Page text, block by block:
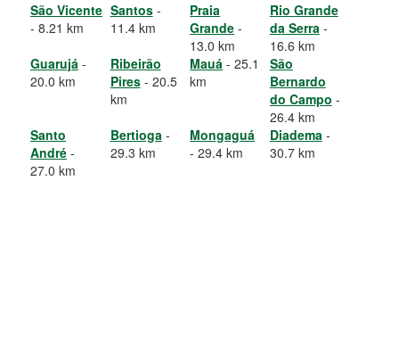
São Vicente
- 8.21 km
Santos-
11.4 km
Praia
Grande -
13.0 km
Rio Grande
da Serra-
16.6 km
Guarujá -
20.0 km
Ribeirão
Pires- 20.5
km
Mauá - 25.1
km
São
Bernardo
do Campo -
26.4 km
Santo
André -
27.0 km
Bertioga-
29.3 km
Mongaguá
- 29.4 km
Diadema-
30.7 km